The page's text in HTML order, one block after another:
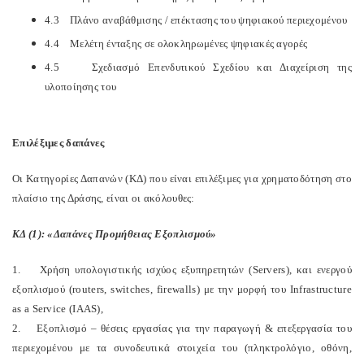
4.3 Πλάνο αναβάθμισης / επέκτασης του ψηφιακού περιεχομένου
4.4 Μελέτη ένταξης σε ολοκληρωμένες ψηφιακές αγορές
4.5 Σχεδιασμό Επενδυτικού Σχεδίου και Διαχείριση της
υλοποίησης του
Επιλέξιμες δαπάνες
Οι Κατηγορίες Δαπανών (ΚΔ) που είναι επιλέξιμες για χρηματοδότηση στο
πλαίσιο της Δράσης, είναι οι ακόλουθες:
ΚΔ (1): «Δαπάνες Προμήθειας Εξοπλισμού»
1. Χρήση υπολογιστικής ισχύος εξυπηρετητών (Servers), και ενεργού
εξοπλισμού (routers, switches, firewalls) με την μορφή του Infrastructure
as a Service (IAAS),
2. Εξοπλισμό – θέσεις εργασίας για την παραγωγή & επεξεργασία του
περιεχομένου με τα συνοδευτικά στοιχεία του (πληκτρολόγιο, οθόνη,